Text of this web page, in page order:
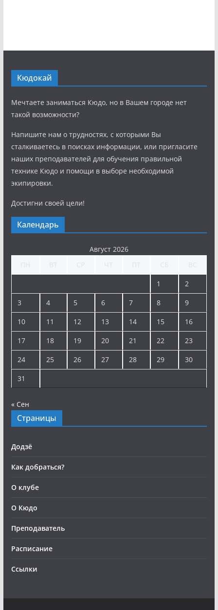
Кюдокай
Мечтаете заниматься Кюдо, но в Вашем городе нет
такой возможности?
Напишите нам о трудностях, с которыми Вы
сталкиваетесь в поисках информации, или пригласите
наших преподавателей для обучения правильной
технике Кюдо и помощи в выборе необходимой
экипировки.
Достигни своей цели!
Календарь
Август 2026
1 2
3 4 5 6 7 8 9
10 11 12 13 14 15 16
17 18 19 20 21 22 23
24 25 26 27 28 29 30
31
« Сен
Страницы
Додзё
Как добраться?
О клубе
О Кюдо
Преподаватель
Расписание
Ссылки